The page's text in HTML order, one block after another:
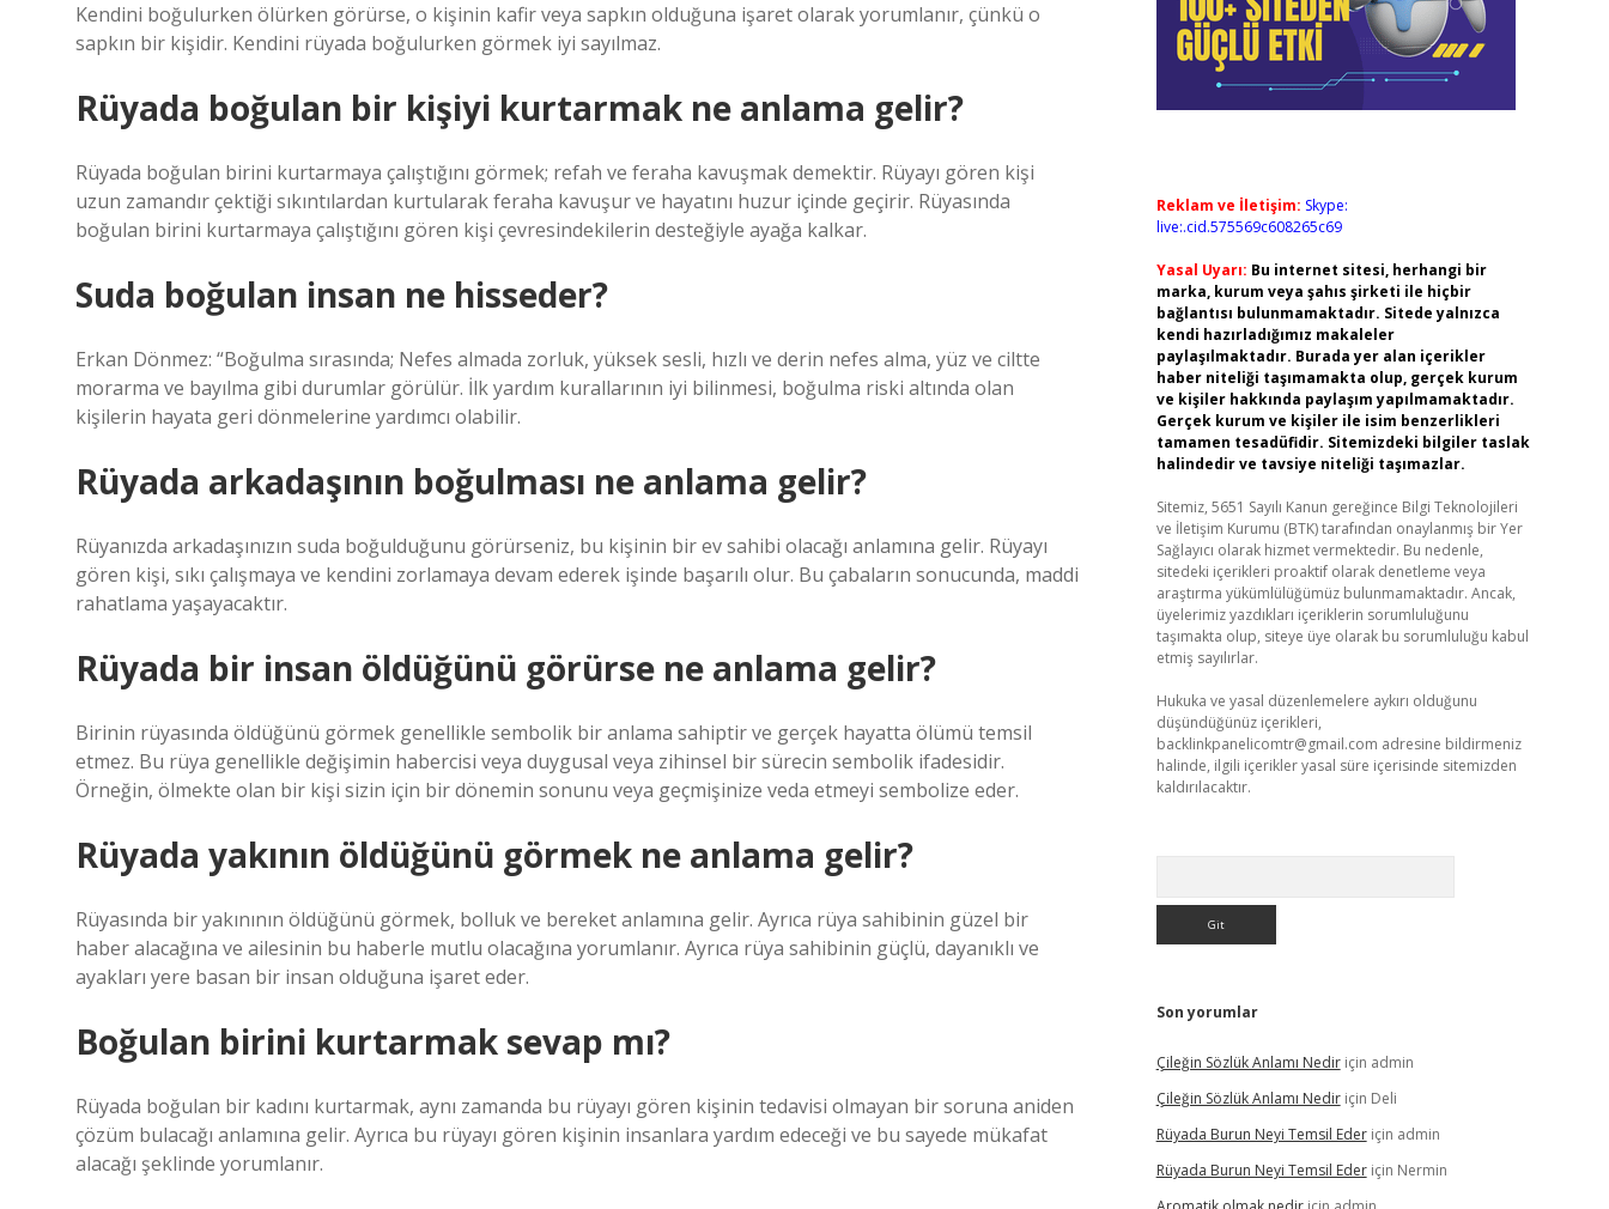
Kendini boğulurken ölürken görürse, o kişinin kafir veya sapkın olduğuna işaret olarak yorumlanır, çünkü o
sapkın bir kişidir. Kendini rüyada boğulurken görmek iyi sayılmaz.
Rüyada boğulan bir kişiyi kurtarmak ne anlama gelir?
Rüyada boğulan birini kurtarmaya çalıştığını görmek; refah ve feraha kavuşmak demektir. Rüyayı gören kişi
uzun zamandır çektiği sıkıntılardan kurtularak feraha kavuşur ve hayatını huzur içinde geçirir. Rüyasında
boğulan birini kurtarmaya çalıştığını gören kişi çevresindekilerin desteğiyle ayağa kalkar.
Suda boğulan insan ne hisseder?
Erkan Dönmez: “Boğulma sırasında; Nefes almada zorluk, yüksek sesli, hızlı ve derin nefes alma, yüz ve ciltte
morarma ve bayılma gibi durumlar görülür. İlk yardım kurallarının iyi bilinmesi, boğulma riski altında olan
kişilerin hayata geri dönmelerine yardımcı olabilir.
Rüyada arkadaşının boğulması ne anlama gelir?
Rüyanızda arkadaşınızın suda boğulduğunu görürseniz, bu kişinin bir ev sahibi olacağı anlamına gelir. Rüyayı
gören kişi, sıkı çalışmaya ve kendini zorlamaya devam ederek işinde başarılı olur. Bu çabaların sonucunda, maddi
rahatlama yaşayacaktır.
Rüyada bir insan öldüğünü görürse ne anlama gelir?
Birinin rüyasında öldüğünü görmek genellikle sembolik bir anlama sahiptir ve gerçek hayatta ölümü temsil
etmez. Bu rüya genellikle değişimin habercisi veya duygusal veya zihinsel bir sürecin sembolik ifadesidir.
Örneğin, ölmekte olan bir kişi sizin için bir dönemin sonunu veya geçmişinize veda etmeyi sembolize eder.
Rüyada yakının öldüğünü görmek ne anlama gelir?
Rüyasında bir yakınının öldüğünü görmek, bolluk ve bereket anlamına gelir. Ayrıca rüya sahibinin güzel bir
haber alacağına ve ailesinin bu haberle mutlu olacağına yorumlanır. Ayrıca rüya sahibinin güçlü, dayanıklı ve
ayakları yere basan bir insan olduğuna işaret eder.
Boğulan birini kurtarmak sevap mı?
Rüyada boğulan bir kadını kurtarmak, aynı zamanda bu rüyayı gören kişinin tedavisi olmayan bir soruna aniden
çözüm bulacağı anlamına gelir. Ayrıca bu rüyayı gören kişinin insanlara yardım edeceği ve bu sayede mükafat
alacağı şeklinde yorumlanır.
Reklam ve İletişim: Skype:
live:.cid.575569c608265c69
Yasal Uyarı: Bu internet sitesi, herhangi bir
marka, kurum veya şahıs şirketi ile hiçbir
bağlantısı bulunmamaktadır. Sitede yalnızca
kendi hazırladığımız makaleler
paylaşılmaktadır. Burada yer alan içerikler
haber niteliği taşımamakta olup, gerçek kurum
ve kişiler hakkında paylaşım yapılmamaktadır.
Gerçek kurum ve kişiler ile isim benzerlikleri
tamamen tesadüfidir. Sitemizdeki bilgiler taslak
halindedir ve tavsiye niteliği taşımazlar.
Sitemiz, 5651 Sayılı Kanun gereğince Bilgi Teknolojileri
ve İletişim Kurumu (BTK) tarafından onaylanmış bir Yer
Sağlayıcı olarak hizmet vermektedir. Bu nedenle,
sitedeki içerikleri proaktif olarak denetleme veya
araştırma yükümlülüğümüz bulunmamaktadır. Ancak,
üyelerimiz yazdıkları içeriklerin sorumluluğunu
taşımakta olup, siteye üye olarak bu sorumluluğu kabul
etmiş sayılırlar.
Hukuka ve yasal düzenlemelere aykırı olduğunu
düşündüğünüz içerikleri,
backlinkpanelicomtr@gmail.com adresine bildirmeniz
halinde, ilgili içerikler yasal süre içerisinde sitemizden
kaldırılacaktır.
Son yorumlar
Çileğin Sözlük Anlamı Nediriçin admin
Çileğin Sözlük Anlamı Nediriçin Deli
Rüyada Burun Neyi Temsil Ederiçin admin
Rüyada Burun Neyi Temsil Ederiçin Nermin